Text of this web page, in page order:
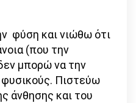
φύση και νιώθω ότι
(που την
μπορώ να την
Πιστεύω
άνθησης και του